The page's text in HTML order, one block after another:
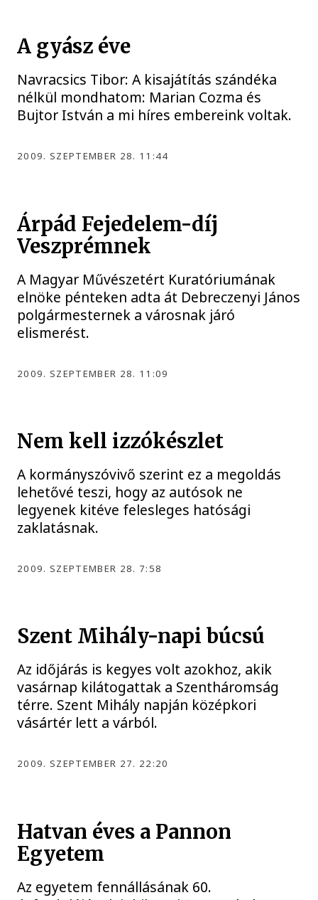
A gyász éve
Navracsics Tibor: A kisajátítás szándéka
nélkül mondhatom: Marian Cozma és
Bujtor István a mi híres embereink voltak.
2009. SZEPTEMBER 28. 11:44
Árpád Fejedelem-díj
Veszprémnek
A Magyar Művészetért Kuratóriumának
elnöke pénteken adta át Debreczenyi János
polgármesternek a városnak járó
elismerést.
2009. SZEPTEMBER 28. 11:09
Nem kell izzókészlet
A kormányszóvivő szerint ez a megoldás
lehetővé teszi, hogy az autósok ne
legyenek kitéve felesleges hatósági
zaklatásnak.
2009. SZEPTEMBER 28. 7:58
Szent Mihály-napi búcsú
Az időjárás is kegyes volt azokhoz, akik
vasárnap kilátogattak a Szentháromság
térre. Szent Mihály napján középkori
vásártér lett a várból.
2009. SZEPTEMBER 27. 22:20
Hatvan éves a Pannon
Egyetem
Az egyetem fennállásának 60.